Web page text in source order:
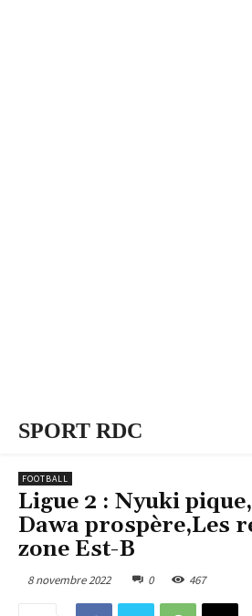
SPORT RDC
FOOTBALL
Ligue 2 : Nyuki
Dawa prospère,Les
zone Est-B
8 novembre 2022 0 467